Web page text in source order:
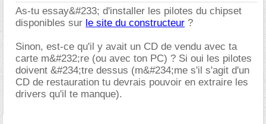
As-tu essay&#233; d'installer les pilotes du chipset
disponibles sur le site du constructeur ?
Sinon, est-ce qu'il y avait un CD de vendu avec ta
carte m&#232;re (ou avec ton PC) ? Si oui les pilotes
doivent &#234;tre dessus (m&#234;me s'il s'agit d'un
CD de restauration tu devrais pouvoir en extraire les
drivers qu'il te manque).